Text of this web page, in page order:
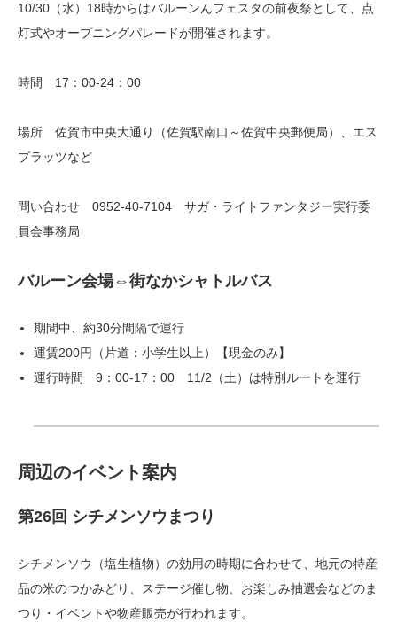
10/30（水）18時からはバルーンんフェスタの前夜祭として、点
灯式やオープニングパレードが開催されます。
時間 17：00-24：00
場所 佐賀市中央大通り（佐賀駅南口～佐賀中央郵便局）、エス
プラッツなど
問い合わせ 0952-40-7104 サガ・ライトファンタジー実行委
員会事務局
バルーン会場⇔街なかシャトルバス
期間中、約30分間隔で運行
運賃200円（片道：小学生以上）【現金のみ】
運行時間 9：00-17：00 11/2（土）は特別ルートを運行
周辺のイベント案内
第26回 シチメンソウまつり
シチメンソウ（塩生植物）の効用の時期に合わせて、地元の特産
品の米のつかみどり、ステージ催し物、お楽しみ抽選会などのま
つり・イベントや物産販売が行われます。